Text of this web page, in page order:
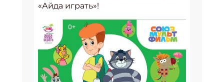
«Айда играть»!